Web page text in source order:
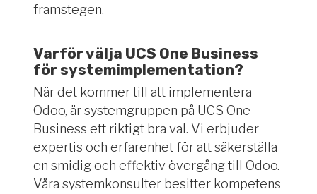
framstegen.
Varför välja UCS One Business
för systemimplementation?
När det kommer till att implementera
Odoo, är systemgruppen på UCS One
Business ett riktigt bra val. Vi erbjuder
expertis och erfarenhet för att säkerställa
en smidig och effektiv övergång till Odoo.
Våra systemkonsulter besitter kompetens